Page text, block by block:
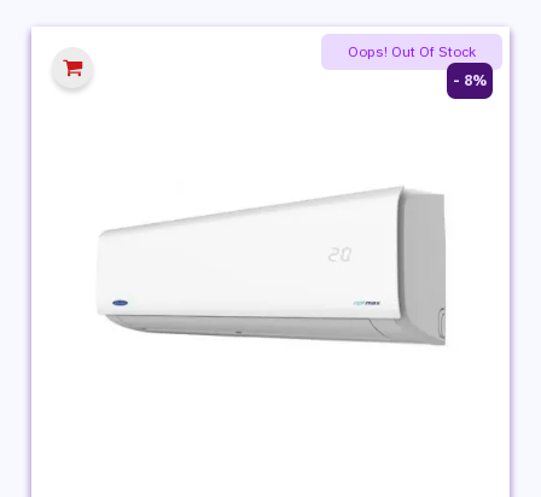
3,999 ج.م.
3,149 ج.م.
8% -
Oops! Out Of Stock